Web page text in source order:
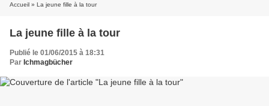
Accueil » La jeune fille à la tour
La jeune fille à la tour
Publié le 01/06/2015 à 18:31
Par Ichmagbücher